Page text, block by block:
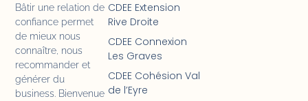
Bâtir une relation de
confiance permet
de mieux nous
connaître, nous
recommander et
générer du
business. Bienvenue
CDEE Extension
Rive Droite
CDEE Connexion
Les Graves
CDEE Cohésion Val
de l’Eyre